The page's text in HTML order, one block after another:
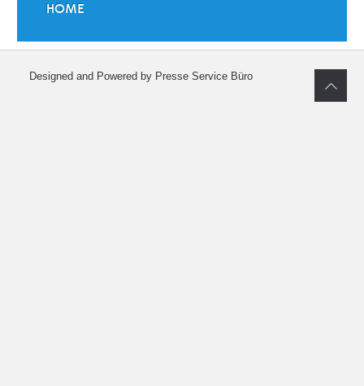
HOME
Designed and Powered by Presse Service Büro